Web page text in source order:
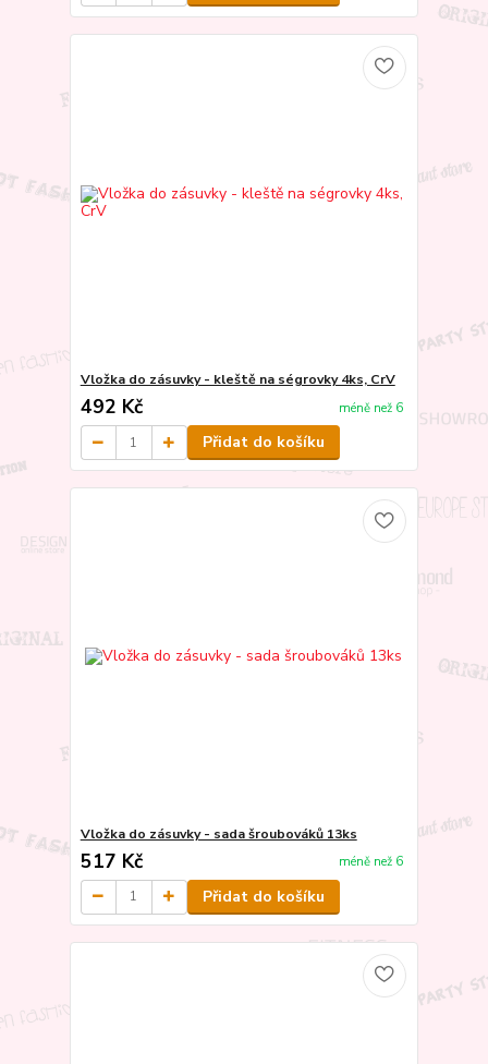
Vložka do zásuvky - kleště na ségrovky 4ks, CrV
492 Kč méně než 6
Přidat do košíku
Vložka do zásuvky - sada šroubováků 13ks
517 Kč méně než 6
Přidat do košíku